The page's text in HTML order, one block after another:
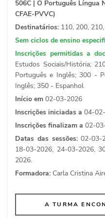
506C | O Português Língua
CFAE-PVVC)
Destinatários: 110, 200,
Sem ciclos de ensino
Inscrições permitidas a
Estudos Sociais/História;
Português e Inglês; 300 -
Inglês; 350 - Espanhol
Início em 02-03-2026
Inscrições iniciadas a 04-
Inscrições finalizam a 02-
Datas das sessões:02-03-
18-03-2026, 24-03-2026,
2026.
Formadora: Carla Cristina
A TURMA